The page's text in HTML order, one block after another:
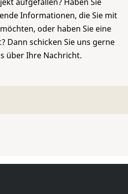
Informationen, die Sie mit
oder haben Sie eine
Dann schicken Sie uns gerne
über Ihre Nachricht.